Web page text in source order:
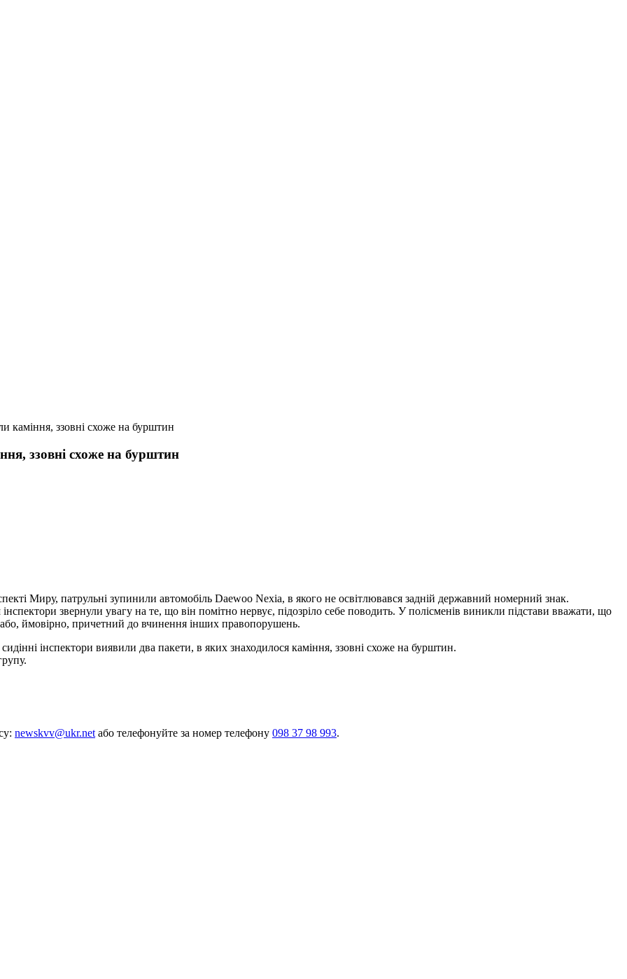
каміння, ззовні схоже на бурштин
ззовні схоже на бурштин
Миру, патрульні зупинили автомобіль Daewoo Nexia, в якого не освітлювався задній державний номерний знак.
звернули увагу на те, що він помітно нервує, підозріло себе поводить. У полісменів виникли підстави вважати, що
ймовірно, причетний до вчинення інших правопорушень.
інспектори виявили два пакети, в яких знаходилося каміння, ззовні схоже на бурштин.
newskvv@ukr.netабо телефонуйте за номер телефону 098 37 98 993.